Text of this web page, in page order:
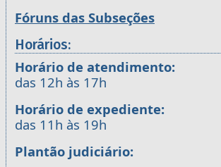
Fóruns das Subseções
Horários:
Horário de atendimento:
das 12h às 17h
Horário de expediente:
das 11h às 19h
Plantão judiciário: